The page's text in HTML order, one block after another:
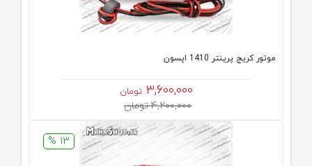
موتور کریج پرینتر 1410 اپسون
3,600,000 تومان
4,200,000 تومان
13 %